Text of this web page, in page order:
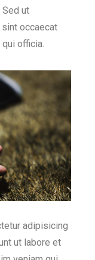
ut
occaecat
officia.
adipisicing
ut labore et